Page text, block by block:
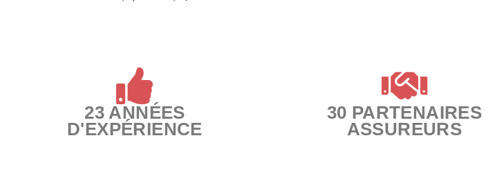
23 ANNÉES
D'EXPÉRIENCE
30 PARTENAIRES
ASSUREURS